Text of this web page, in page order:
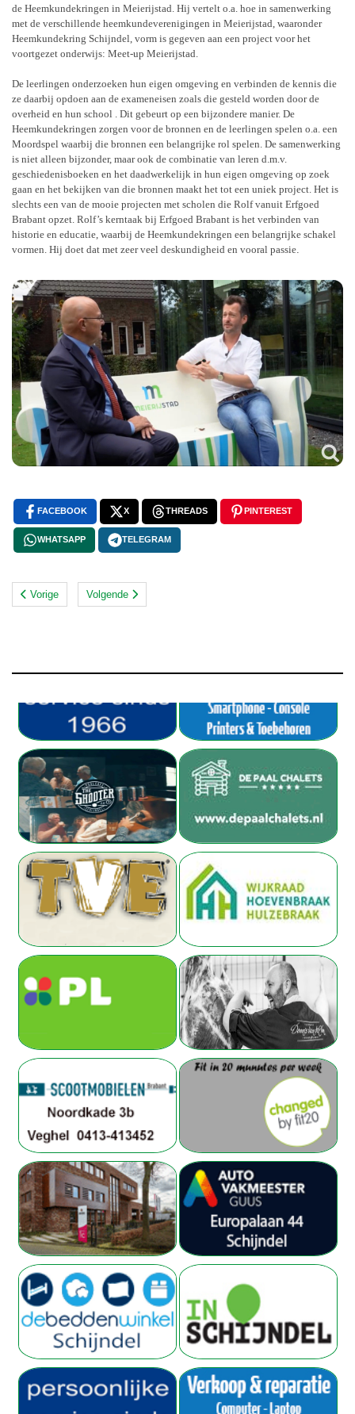
de Heemkundekringen in Meierijstad. Hij vertelt o.a. hoe in samenwerking
met de verschillende heemkundeverenigingen in Meierijstad, waaronder
Heemkundekring Schijndel, vorm is gegeven aan een project voor het
voortgezet onderwijs: Meet-up Meierijstad.
De leerlingen onderzoeken hun eigen omgeving en verbinden de kennis die
ze daarbij opdoen aan de exameneisen zoals die gesteld worden door de
overheid en hun school . Dit gebeurt op een bijzondere manier. De
Heemkundekringen zorgen voor de bronnen en de leerlingen spelen o.a. een
Moordspel waarbij die bronnen een belangrijke rol spelen. De samenwerking
is niet alleen bijzonder, maar ook de combinatie van leren d.m.v.
geschiedenisboeken en het daadwerkelijk in hun eigen omgeving op zoek
gaan en het bekijken van die bronnen maakt het tot een uniek project. Het is
slechts een van de mooie projecten met scholen die Rolf vanuit Erfgoed
Brabant opzet. Rolf’s kerntaak bij Erfgoed Brabant is het verbinden van
historie en educatie, waarbij de Heemkundekringen een belangrijke schakel
vormen. Hij doet dat met zeer veel deskundigheid en vooral passie
FACEBOOK X THREADS PINTEREST
WHATSAPP TELEGRAM
Vorige Volgende